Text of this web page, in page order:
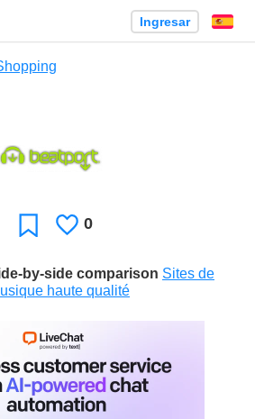
Ingresar
Favoritos
Le
0
by-side comparison Sites de
haute qualité